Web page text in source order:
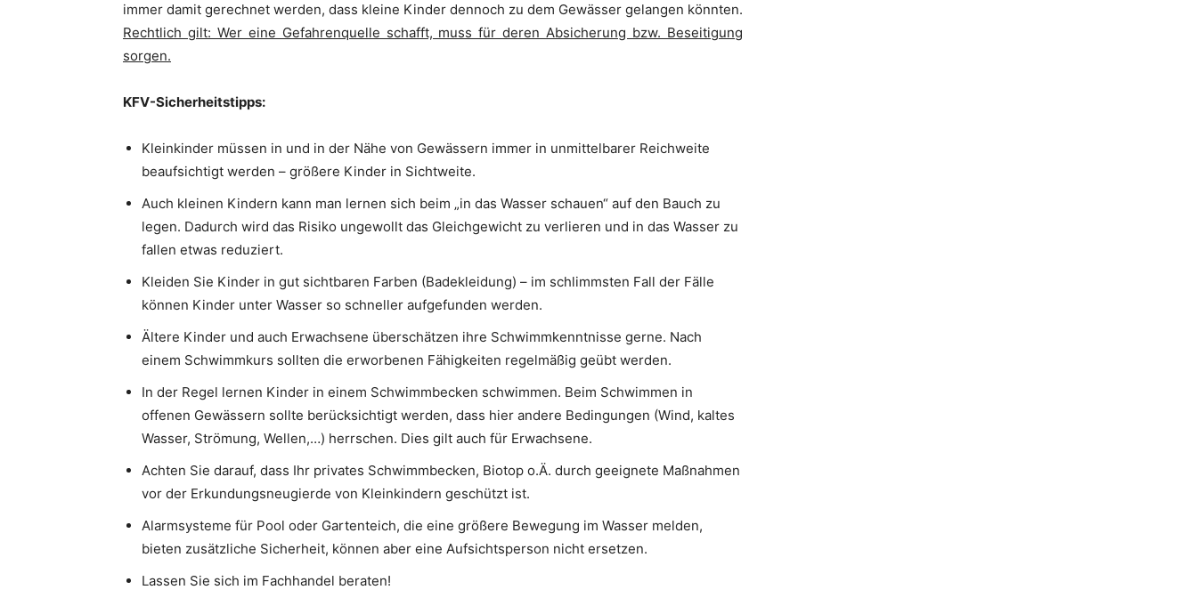
immer damit gerechnet werden, dass kleine Kinder dennoch zu dem Gewässer gelangen könnten.
Rechtlich gilt: Wer eine Gefahrenquelle schafft, muss für deren Absicherung bzw. Beseitigung
sorgen.
KFV-Sicherheitstipps:
Kleinkinder müssen in und in der Nähe von Gewässern immer in unmittelbarer Reichweite
beaufsichtigt werden – größere Kinder in Sichtweite.
Auch kleinen Kindern kann man lernen sich beim „in das Wasser schauen“ auf den Bauch zu
legen. Dadurch wird das Risiko ungewollt das Gleichgewicht zu verlieren und in das Wasser zu
fallen etwas reduziert.
Kleiden Sie Kinder in gut sichtbaren Farben (Badekleidung) – im schlimmsten Fall der Fälle
können Kinder unter Wasser so schneller aufgefunden werden.
Ältere Kinder und auch Erwachsene überschätzen ihre Schwimmkenntnisse gerne. Nach
einem Schwimmkurs sollten die erworbenen Fähigkeiten regelmäßig geübt werden.
In der Regel lernen Kinder in einem Schwimmbecken schwimmen. Beim Schwimmen in
offenen Gewässern sollte berücksichtigt werden, dass hier andere Bedingungen (Wind, kaltes
Wasser, Strömung, Wellen,…) herrschen. Dies gilt auch für Erwachsene.
Achten Sie darauf, dass Ihr privates Schwimmbecken, Biotop o.Ä. durch geeignete Maßnahmen
vor der Erkundungsneugierde von Kleinkindern geschützt ist.
Alarmsysteme für Pool oder Gartenteich, die eine größere Bewegung im Wasser melden,
bieten zusätzliche Sicherheit, können aber eine Aufsichtsperson nicht ersetzen.
Lassen Sie sich im Fachhandel beraten!